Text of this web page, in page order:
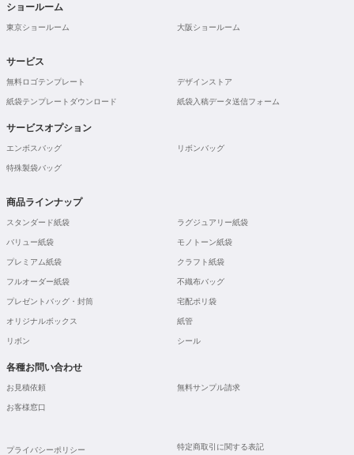
ショールーム
東京ショールーム 大阪ショールーム
サービス
無料ロゴテンプレート デザインストア
紙袋テンプレートダウンロード 紙袋入稿データ送信フォーム
サービスオプション
エンボスバッグ リボンバッグ
特殊製袋バッグ
商品ラインナップ
スタンダード紙袋 ラグジュアリー紙袋
バリュー紙袋 モノトーン紙袋
プレミアム紙袋 クラフト紙袋
フルオーダー紙袋 不織布バッグ
プレゼントバッグ・封筒 宅配ポリ袋
オリジナルボックス 紙管
リボン シール
各種お問い合わせ
お見積依頼 無料サンプル請求
お客様窓口
プライバシーポリシー 特定商取引に関する表記